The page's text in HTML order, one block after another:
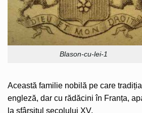
Blason-cu-lei-1
Această familie nobilă pe care
engleză, dar cu rădăcini în Franța,
la sfârșitul secolului XV.